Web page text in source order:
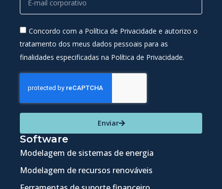
Concordo com a Política de Privacidade e autorizo o
tratamento dos meus dados pessoais para as
finalidades especificadas na Política de Privacidade.
Enviar
Software
Modelagem de sistemas de energia
Modelagem de recursos renováveis